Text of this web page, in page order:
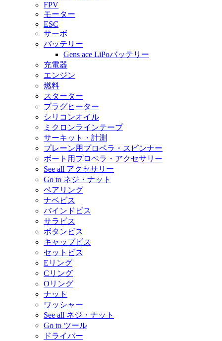
FPV
モーター
ESC
サーボ
バッテリー
Gens ace LiPoバッテリー
充電器
エンジン
燃料
スターター
プラグヒーター
シリコンオイル
ミクロンラインテープ
サーキット・計測
プレーン用プロペラ・スピンナー
ボート用プロペラ・アクセサリー
See all アクセサリー
Go to ネジ・ナット
ベアリング
ナベビス
バインドビス
サラビス
ボタンビス
キャップビス
セットビス
Eリング
Cリング
Oリング
ナット
ワッシャー
See all ネジ・ナット
Go to ツール
ドライバー